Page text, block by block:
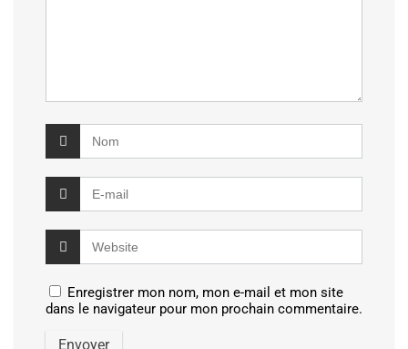
Enregistrer mon nom, mon e-mail et mon site
dans le navigateur pour mon prochain commentaire.